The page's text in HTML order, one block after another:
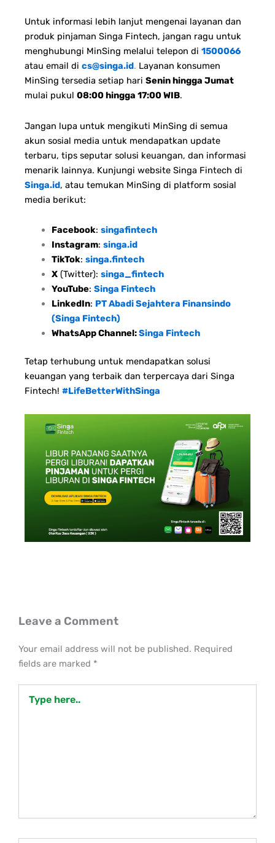
Untuk informasi lebih lanjut mengenai layanan dan
produk pinjaman Singa Fintech, jangan ragu untuk
menghubungi MinSing melalui telepon di 1500066
atau email di cs@singa.id. Layanan konsumen
MinSing tersedia setiap hari Senin hingga Jumat
mulai pukul 08:00 hingga 17:00 WIB.
Jangan lupa untuk mengikuti MinSing di semua
akun sosial media untuk mendapatkan update
terbaru, tips seputar solusi keuangan, dan informasi
menarik lainnya. Kunjungi website Singa Fintech di
Singa.id, atau temukan MinSing di platform sosial
media berikut:
Facebook: singafintech
Instagram: singa.id
TikTok: singa.fintech
X(Twitter): singa_fintech
YouTube: Singa Fintech
LinkedIn: PT Abadi Sejahtera Finansindo
(Singa Fintech)
WhatsApp Channel:Singa Fintech
Tetap terhubung untuk mendapatkan solusi
keuangan yang terbaik dan terpercaya dari Singa
Fintech! #LifeBetterWithSinga
Leave a Comment
Your email address will not be published. Required
fields are marked *
here..